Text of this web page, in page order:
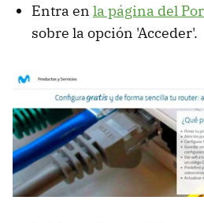
Entra en la página del
sobre la opción 'Acceder'.